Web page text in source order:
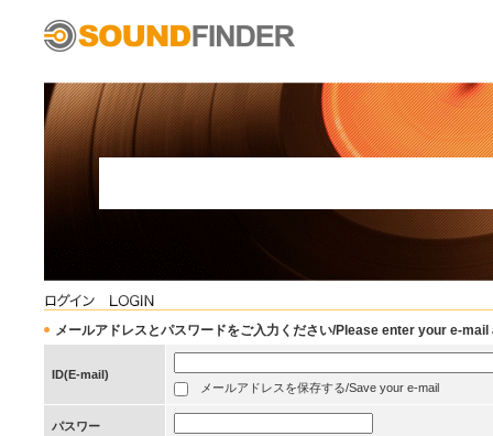
メールアドレスとパスワードをご入力ください/Please enter your e-
ID(E-mail)
メールアドレスを保存する/Save your e-mail
パスワー